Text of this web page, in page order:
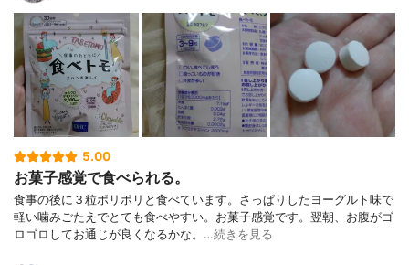
5.00
お菓子感覚で食べられる。
食事の後に３粒ポリポリと食べています。さっぱりしたヨーグルト味で
軽い噛みごたえでとても食べやすい。お菓子感覚です。翌朝、お腹がゴ
ロゴロしてお通じが良くなるかな。…続きを見る